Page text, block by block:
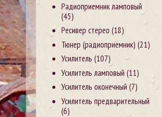
Радиоприемник ламповый
(45)
Ресивер стерео (18)
Тюнер (радиоприемник) (21)
Усилитель (107)
Усилитель ламповый (11)
Усилитель оконечный (7)
Усилитель предварительный
(6)